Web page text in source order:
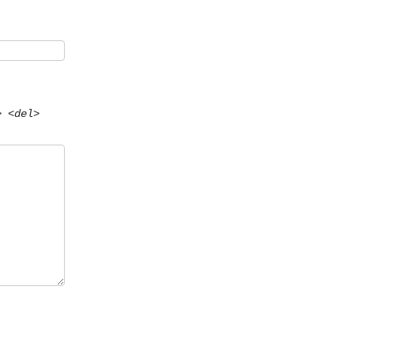
<del>